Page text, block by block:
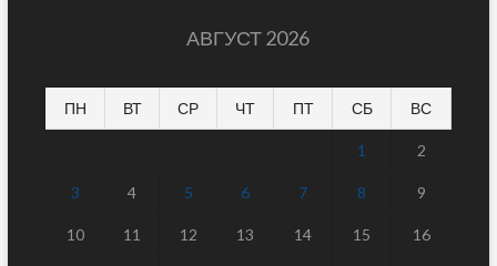
АВГУСТ 2026
ПН ВТ СР ЧТ ПТ СБ ВС
1 2
3 4 5 6 7 8 9
10 11 12 13 14 15 16